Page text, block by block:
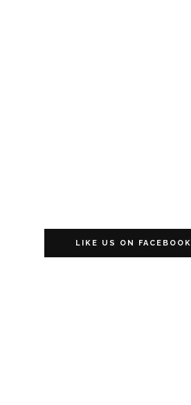
LIKE US ON FACEBOOK